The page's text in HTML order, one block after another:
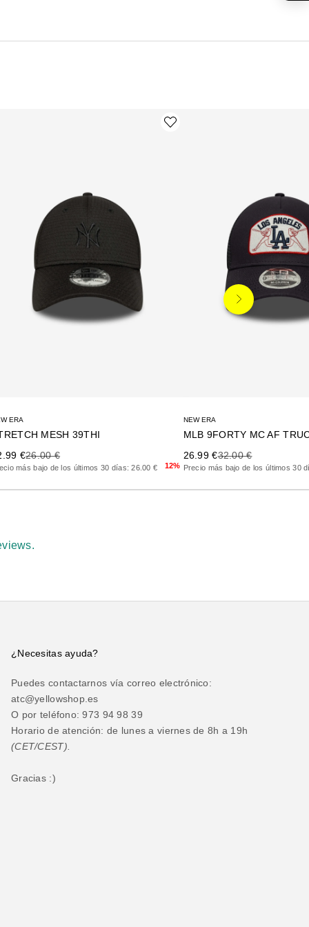
ERA
MESH 39THI
de oferta
€Precio anterior
26.00 €
más bajo de los últimos 30 días: 26.00 € 12%
NEW ERA
Precio de oferta
26.99 €Precio anterior
32.00 €
Precio más bajo de los últimos 30
Siguiente
¿Necesitas ayuda?
Puedes contactarnos vía correo electrónico:
atc@yellowshop.es
O por teléfono: 973 94 98 39
Horario de atención: de lunes a viernes de 8h a 19h
(CET/CEST).
Gracias :)